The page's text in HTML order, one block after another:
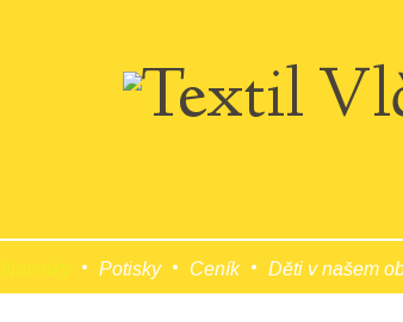
Potisky Ceník Děti v našem